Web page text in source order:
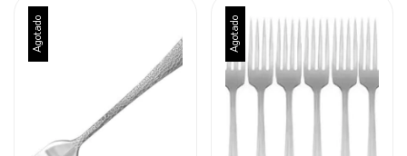
Agotado Agotado